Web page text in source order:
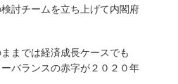
討チームを立ち上げて内閣府
までは経済成長ケースでも
バランスの赤字が２０２０年